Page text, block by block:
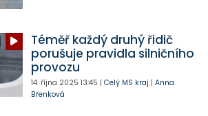
Téměř každý druhý řidič
porušuje pravidla silničního
provozu
14. října 2025 13:45 | Celý MS kraj | Anna
Břenková